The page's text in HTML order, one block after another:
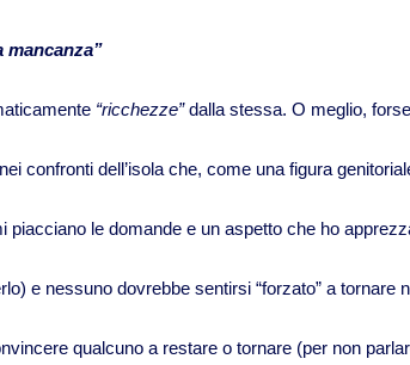
mancanza”
“ricchezze”dalla stessa. O meglio,
confronti dell’isola che, come una figura
le domande e un aspetto che ho
e nessuno dovrebbe sentirsi “forzato” a tornare
qualcuno a restare o tornare (per non